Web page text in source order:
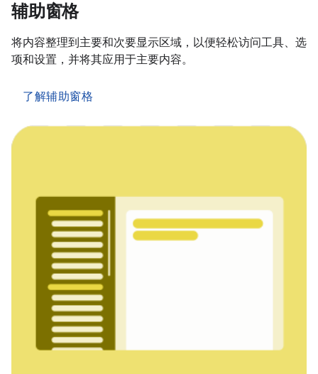
辅助窗格
将内容整理到主要和次要显示区域，以便轻松访问工具、选
项和设置，并将其应用于主要内容。
了解辅助窗格